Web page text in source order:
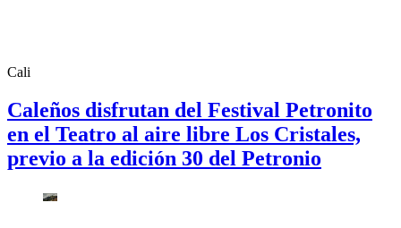
Cali
Caleños disfrutan del Festival Petronito
en el Teatro al aire libre Los Cristales,
previo a la edición 30 del Petronio